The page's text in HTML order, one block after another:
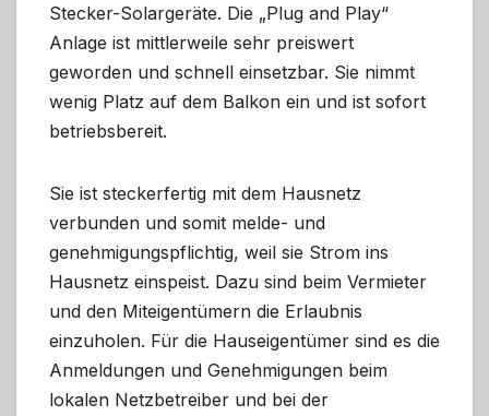
Stecker-Solargeräte. Die „Plug and Play“
Anlage ist mittlerweile sehr preiswert
geworden und schnell einsetzbar. Sie nimmt
wenig Platz auf dem Balkon ein und ist sofort
betriebsbereit.
Sie ist steckerfertig mit dem Hausnetz
verbunden und somit melde- und
genehmigungspflichtig, weil sie Strom ins
Hausnetz einspeist. Dazu sind beim Vermieter
und den Miteigentümern die Erlaubnis
einzuholen. Für die Hauseigentümer sind es die
Anmeldungen und Genehmigungen beim
lokalen Netzbetreiber und bei der